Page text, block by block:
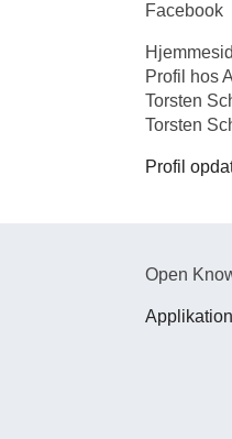
Facebook
Profil hos
Torsten
Torsten
Profil
Open